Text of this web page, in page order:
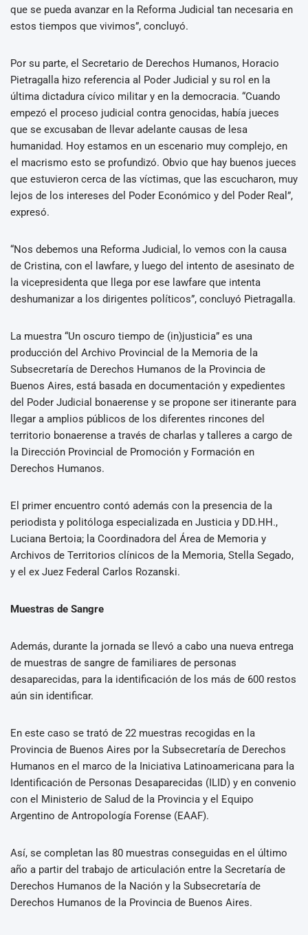
que se pueda avanzar en la Reforma Judicial tan necesaria en
estos tiempos que vivimos”, concluyó.
Por su parte, el Secretario de Derechos Humanos, Horacio
Pietragalla hizo referencia al Poder Judicial y su rol en la
última dictadura cívico militar y en la democracia. “Cuando
empezó el proceso judicial contra genocidas, había jueces
que se excusaban de llevar adelante causas de lesa
humanidad. Hoy estamos en un escenario muy complejo, en
el macrismo esto se profundizó. Obvio que hay buenos jueces
que estuvieron cerca de las víctimas, que las escucharon, muy
lejos de los intereses del Poder Económico y del Poder Real”,
expresó.
“Nos debemos una Reforma Judicial, lo vemos con la causa
de Cristina, con el lawfare, y luego del intento de asesinato de
la vicepresidenta que llega por ese lawfare que intenta
deshumanizar a los dirigentes políticos”, concluyó Pietragalla.
La muestra “Un oscuro tiempo de (in)justicia” es una
producción del Archivo Provincial de la Memoria de la
Subsecretaría de Derechos Humanos de la Provincia de
Buenos Aires, está basada en documentación y expedientes
del Poder Judicial bonaerense y se propone ser itinerante para
llegar a amplios públicos de los diferentes rincones del
territorio bonaerense a través de charlas y talleres a cargo de
la Dirección Provincial de Promoción y Formación en
Derechos Humanos.
El primer encuentro contó además con la presencia de la
periodista y politóloga especializada en Justicia y DD.HH.,
Luciana Bertoia; la Coordinadora del Área de Memoria y
Archivos de Territorios clínicos de la Memoria, Stella Segado,
y el ex Juez Federal Carlos Rozanski.
Muestras de Sangre
Además, durante la jornada se llevó a cabo una nueva entrega
de muestras de sangre de familiares de personas
desaparecidas, para la identificación de los más de 600 restos
aún sin identificar.
En este caso se trató de 22 muestras recogidas en la
Provincia de Buenos Aires por la Subsecretaría de Derechos
Humanos en el marco de la Iniciativa Latinoamericana para la
Identificación de Personas Desaparecidas (ILID) y en convenio
con el Ministerio de Salud de la Provincia y el Equipo
Argentino de Antropología Forense (EAAF).
Así, se completan las 80 muestras conseguidas en el último
año a partir del trabajo de articulación entre la Secretaría de
Derechos Humanos de la Nación y la Subsecretaría de
Derechos Humanos de la Provincia de Buenos Aires.